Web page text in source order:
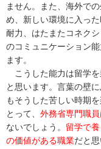
ません。また、海外で
め、新しい環境に入っ
耐力、はたまたコネク
のコミュニケーション
ます。
こうした能力は留学を
と思います。言葉の壁
もそうした苦しい時期
とって、 外務省専門職
ないでしょう。 留学で
の価値がある職業だと思